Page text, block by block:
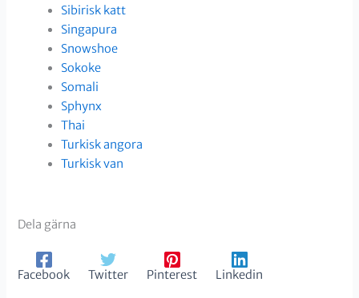
Sibirisk katt
Singapura
Snowshoe
Sokoke
Somali
Sphynx
Thai
Turkisk angora
Turkisk van
Dela gärna
Facebook Twitter Pinterest Linkedin